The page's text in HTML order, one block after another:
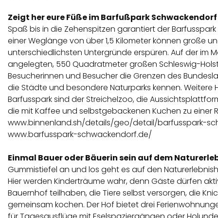
Zeigt her eure Füße im Barfußpark Schwackendorf
Spaß bis in die Zehenspitzen garantiert der
einer Weglänge von über 1,5 Kilometer können große
unterschiedlichsten Untergründe erspüren. Auf der im
angelegten, 550 Quadratmeter großen Schleswig-
Besucherinnen und Besucher die Grenzen des
die Städte und besondere Naturparks kennen. Weitere
Barfusspark sind der Streichelzoo, die
die mit Kaffee und selbstgebackenen Kuchen zu einer
www.binnenland.sh/details/geo/detail/barfusspark-
www.barfusspark-schwackendorf.de/
Einmal Bauer oder Bäuerin sein auf dem
Gummistiefel an und los geht es auf den
Hier werden Kinderträume wahr, denn Gäste dürfen
Bauernhof teilhaben, die Tiere selbst versorgen, die
gemeinsam kochen. Der Hof bietet drei